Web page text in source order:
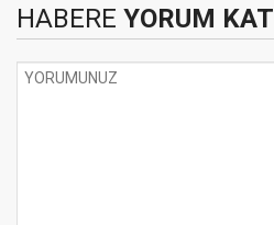
HABERE YORUM KAT